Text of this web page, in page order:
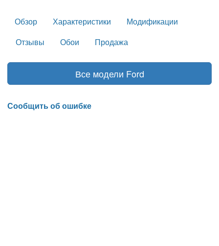
Обзор Характеристики
Модификации
Отзывы
Обои Продажа
Все модели Ford
Сообщить об ошибке